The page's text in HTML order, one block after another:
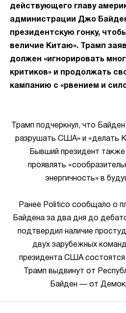
действующего главу
администрации Джо
президентскую гонку,
величие Китаю». Трамп
должен «игнорировать
критиков» и продолжать
кампанию с «рвением и
Трамп подчеркнул, что
разрушать США» и «делать
Бывший президент
проявлять
энергичность» в
Ранее Politico сообщало о
Байдена за два дня до
подтвердил наличие
двух зарубежных
президента США состоятся
Трамп выдвинут от
Байден — от